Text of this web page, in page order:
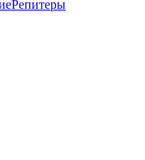
Репитеры